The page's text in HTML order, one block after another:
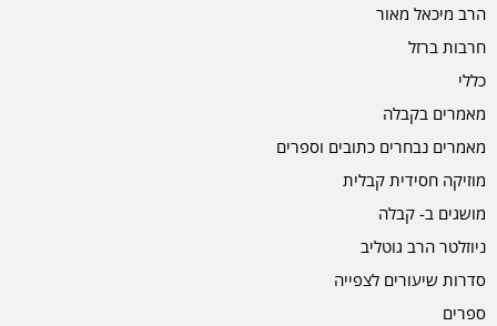
הרב מיכאל מאור
חרבות ברזל
כללי
מאמרים בקבלה
מאמרים נבחרים כתובים וספרים
מוזיקה חסידית קבלית
מושגים ב- קבלה
ניוזלטר הרב גוטליב
סדרות שיעורים לצפייה
ספרים